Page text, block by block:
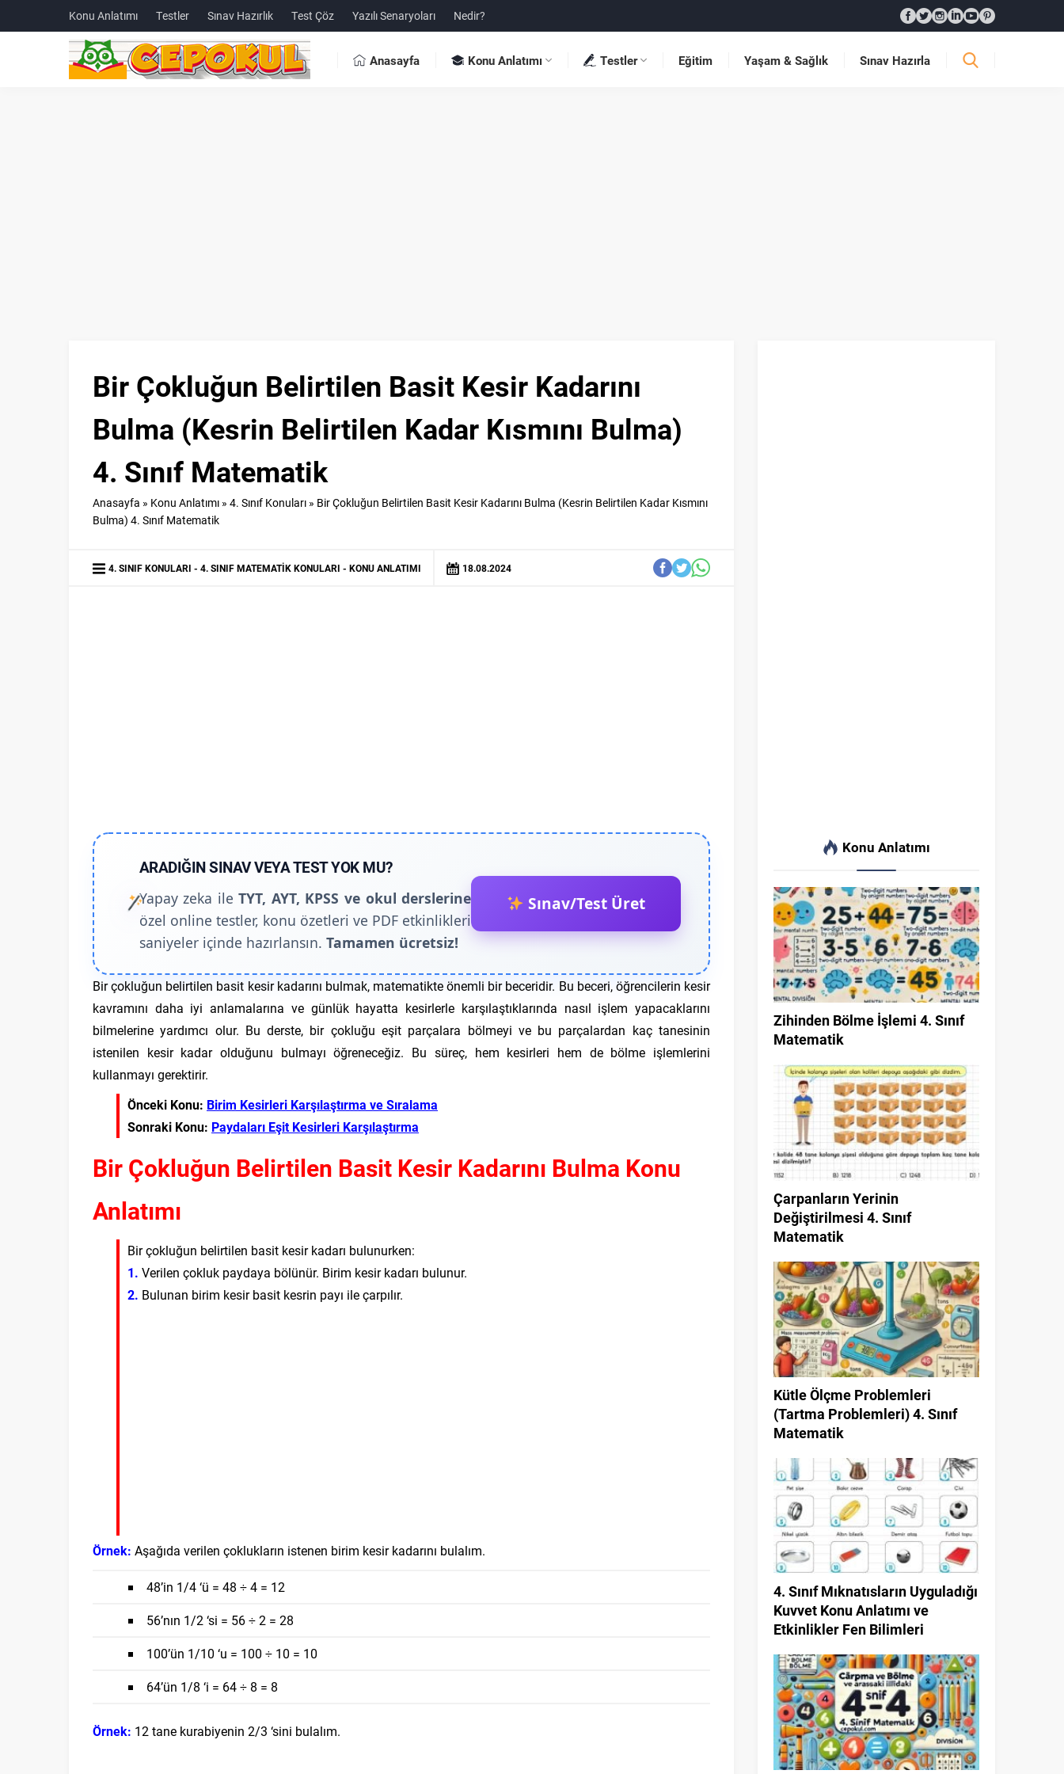
Konu Anlatımı Testler Sınav Hazırlık Test Çöz Yazılı Senaryoları Nedir?
Anasayfa Konu Anlatımı Testler Eğitim Yaşam & Sağlık Sınav Hazırla
Bir Çokluğun Belirtilen Basit Kesir Kadarını
Bulma (Kesrin Belirtilen Kadar Kısmını Bulma)
4. Sınıf Matematik
Anasayfa » Konu Anlatımı » 4. Sınıf Konuları » Bir Çokluğun Belirtilen Basit Kesir Kadarını Bulma (Kesrin Belirtilen Kadar Kısmını
Bulma) 4. Sınıf Matematik
4. SINIF KONULARI 4. SINIF MATEMATIK KONULARI KONU ANLATIMI 18.08.2024
ARADIĞIN SINAV VEYA TEST YOK MU?
Yapay zeka ileTYT, AYT, KPSS ve okul derslerine
özel online testler, konu özetleri ve PDF etkinlikleri
saniyeler içinde hazırlansın. Tamamen ücretsiz!
Sınav/Test Üret
Bir çokluğun belirtilen basit kesir kadarını bulmak, matematikte önemli bir beceridir. Bu beceri, öğrencilerin kesir
kavramını daha iyi anlamalarına ve günlük hayatta kesirlerle karşılaştıklarında nasıl işlem yapacaklarını
bilmelerine yardımcı olur. Bu derste, bir çokluğu eşit parçalara bölmeyi ve bu parçalardan kaç tanesinin
istenilen kesir kadar olduğunu bulmayı öğreneceğiz. Bu süreç, hem kesirleri hem de bölme işlemlerini
kullanmayı gerektirir.
Önceki Konu: Birim Kesirleri Karşılaştırma ve Sıralama
Sonraki Konu: Paydaları Eşit Kesirleri Karşılaştırma
Bir Çokluğun Belirtilen Basit Kesir Kadarını Bulma Konu
Anlatımı
Bir çokluğun belirtilen basit kesir kadarı bulunurken:
1. Verilen çokluk paydaya bölünür. Birim kesir kadarı bulunur.
2. Bulunan birim kesir basit kesrin payı ile çarpılır.
Örnek: Aşağıda verilen çoklukların istenen birim kesir kadarını bulalım.
48’in 1/4‘ü = 48 ÷ 4 = 12
56’nın 1/2 ‘si = 56 ÷ 2 = 28
100’ün 1/10 ‘u = 100 ÷ 10 = 10
64’ün 1/8 ‘i = 64 ÷ 8 = 8
Örnek: 12 tane kurabiyenin 2/3 ‘sini bulalım.
Konu Anlatımı
Zihinden Bölme İşlemi 4. Sınıf
Matematik
Çarpanların Yerinin
Değiştirilmesi 4. Sınıf
Matematik
Kütle Ölçme Problemleri
(Tartma Problemleri) 4. Sınıf
Matematik
4. Sınıf Mıknatısların Uyguladığı
Kuvvet Konu Anlatımı ve
Etkinlikler Fen Bilimleri